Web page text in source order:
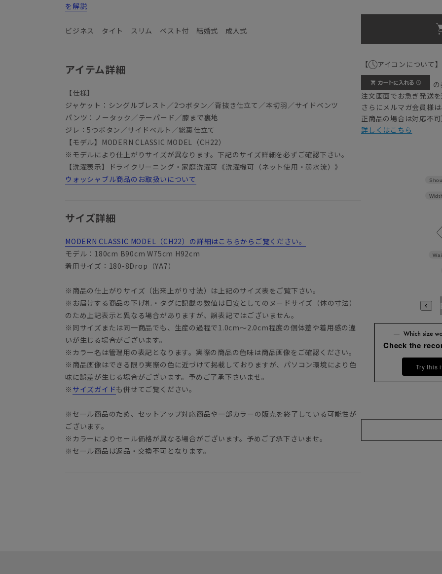
を解説
ビジネス タイト スリム ベスト付 結婚式 成人式
アイテム詳細
【仕様】
ジャケット：シングルブレスト／2つボタン／背抜き仕立て／本切羽／サイドベンツ
パンツ：ノータック／テーパード／膝まで裏地
ジレ：5つボタン／サイドベルト／総裏仕立て
【モデル】MODERN CLASSIC MODEL（CH22）
※モデルにより仕上がりサイズが異なります。下記のサイズ詳細を必ずご確認下さい。
【洗濯表示】ドライクリーニング・家庭洗濯可《洗濯機可（ネット使用・弱水流）》
ウォッシャブル商品のお取扱いについて
サイズ詳細
MODERN CLASSIC MODEL（CH22）の詳細はこちらからご覧ください。
モデル：180cm B90cm W75cm H92cm
着用サイズ：180-8Drop（YA7）
※商品の仕上がりサイズ（出来上がり寸法）は上記のサイズ表をご覧下さい。
※お届けする商品の下げ札・タグに記載の数値は目安としてのヌードサイズ（体の寸法）
のため上記表示と異なる場合がありますが、誤表記ではございません。
※同サイズまたは同一商品でも、生産の過程で1.0cm～2.0cm程度の個体差や着用感の違
いが生じる場合がございます。
※カラー名は管理用の表記となります。実際の商品の色味は商品画像をご確認ください。
※商品画像はできる限り実際の色に近づけて掲載しておりますが、パソコン環境により色
味に誤差が生じる場合がございます。予めご了承下さいませ。
※ サイズガイドも併せてご覧ください。
※セール商品のため、セットアップ対応商品や一部カラーの販売を終了している可能性が
ございます。
※カラーによりセール価格が異なる場合がございます。予めご了承下さいませ。
※セール商品は返品・交換不可となります。
【 アイコンについて】
注文画面でお急ぎ発送
さらにメルマガ会員様
正商品の場合は対応不
詳しくはこちら
YA3 A3 A4 A5 A6 A7 A8 A9 AB5
Check the
Try this